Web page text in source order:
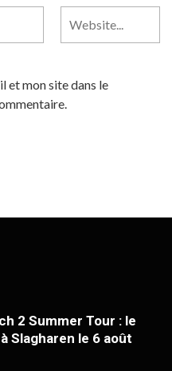
et mon site dans le
2 Summer Tour : le
Slagharen le 6 août